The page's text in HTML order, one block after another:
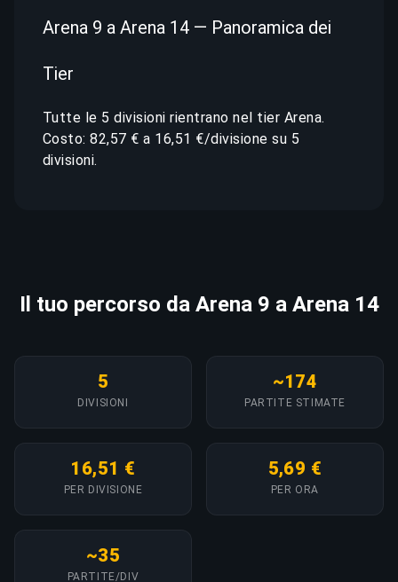
Arena 9 a Arena 14 — Panoramica dei
Tier
Tutte le 5 divisioni rientrano nel tier Arena.
Costo: 82,57 € a 16,51 €/divisione su 5
divisioni.
Il tuo percorso da Arena 9 a Arena 14
5
DIVISIONI
~174
PARTITE STIMATE
16,51 €
PER DIVISIONE
5,69 €
PER ORA
~35
PARTITE/DIV